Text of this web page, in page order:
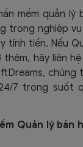
mềm quản lý
trong nghiệp
tính tiền. Nếu
hãy liên
7 trong suốt
Quản lý bán